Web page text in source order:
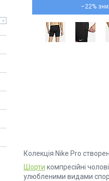
–22%
Колекція Nike Pro
Шорти компресійні
улюбленими видами